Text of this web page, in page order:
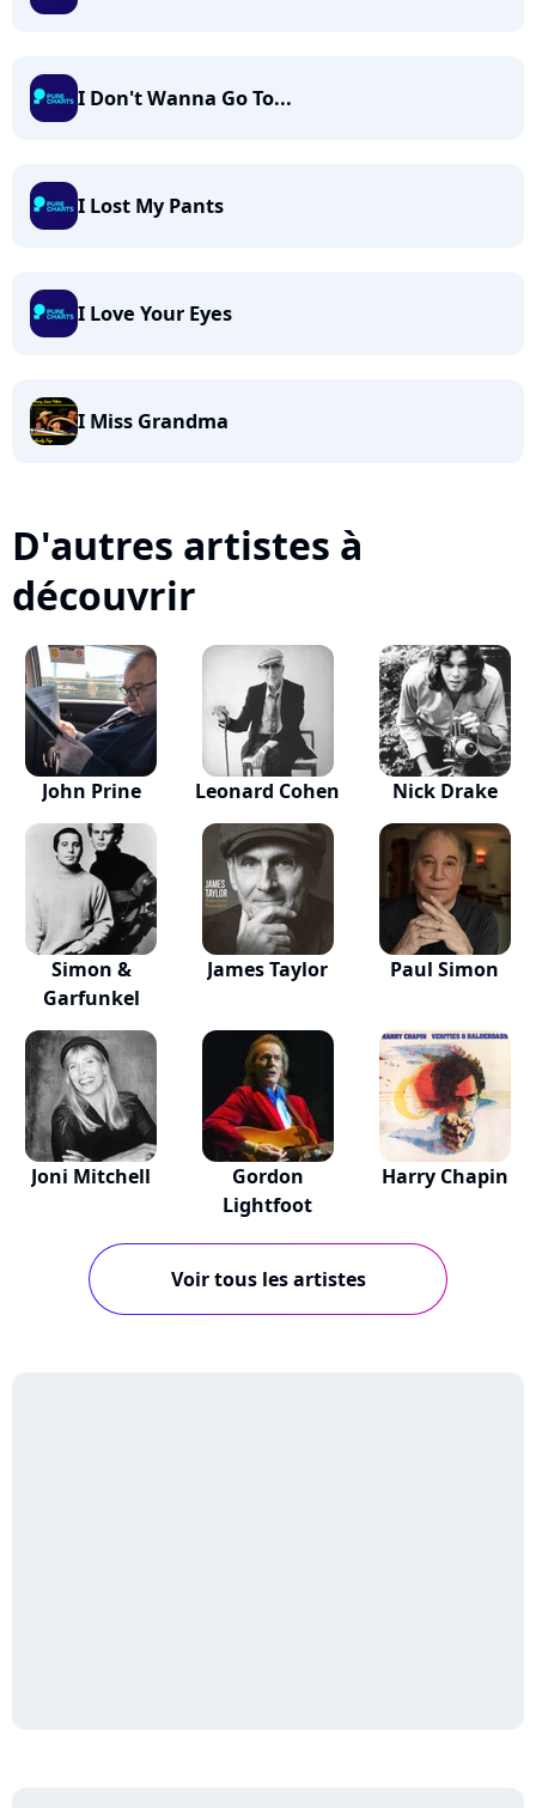
I Don't Wanna Go To...
I Lost My Pants
I Love Your Eyes
I Miss Grandma
D'autres artistes à
découvrir
John Prine Leonard Cohen Nick Drake
Simon &
Garfunkel
James Taylor Paul Simon
Joni Mitchell
Gordon
Lightfoot
Harry Chapin
Voir tous les artistes